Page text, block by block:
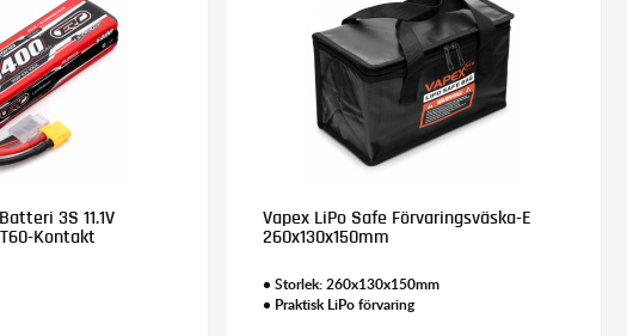
3S 11.1V
Kontakt
Vapex LiPo Safe Förvaringsväska-E
260x130x150mm
• Storlek: 260x130x150mm
• Praktisk LiPo förvaring